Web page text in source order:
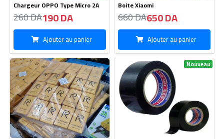
Nouveau
Boite Auto BOROFON 2USB -
BZ12
360 DA350 DA
Ajouter au panier
-1%
Cable Recharge C to C
130 DA185 DA
Ajouter au panier